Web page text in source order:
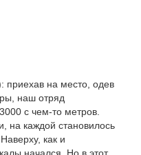
приехав на место, одев
наш отряд
с чем-то метров.
на каждой становилось
как и